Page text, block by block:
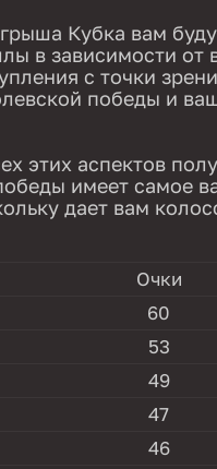
Кубка вам
в зависимости от
с точки
победы и
этих аспектов
имеет самое
дает вам
Очки
60
53
49
47
46